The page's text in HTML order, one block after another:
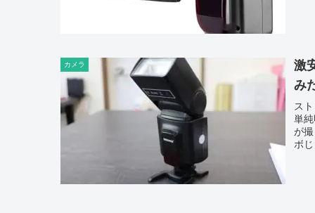
カメラ
激
み
ス
単
が
ボ